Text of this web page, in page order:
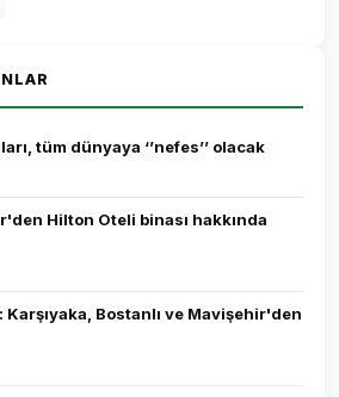
tüm dünyaya ‘’nefes’’ olacak
Hilton Oteli binası hakkında
Karşıyaka, Bostanlı ve Mavişehir'den